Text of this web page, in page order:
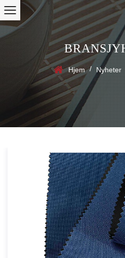
Hjem / Nyheter